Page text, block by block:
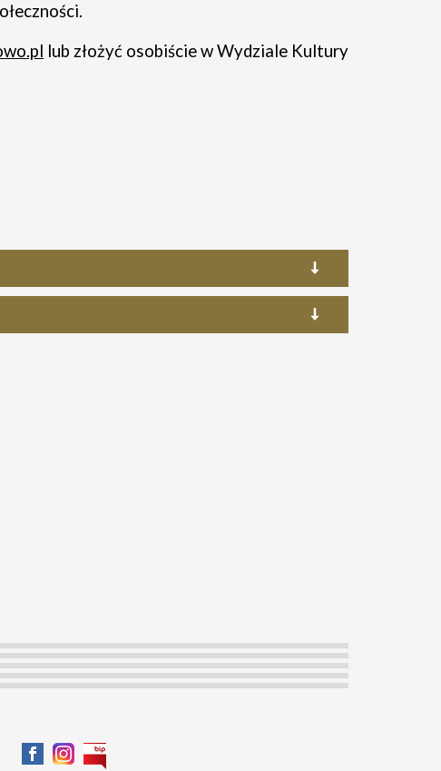
lub złożyć osobiście w Wydziale Kultury